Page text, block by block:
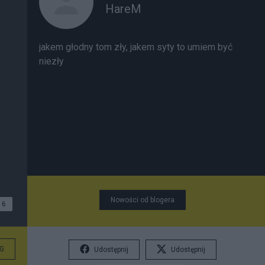
6
HareM
jakem głodny tom zły, jakem syty to umiem być
niezły
Nowości od blogera
Udostępnij Udostępnij